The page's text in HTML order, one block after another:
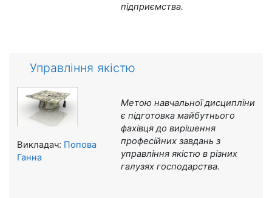
підприємства.
Управління якістю
Метою навчальної дисципліни
є підготовка майбутнього
фахівця до вирішення
професійних завдань з
управління якістю в різних
галузях господарства.
Викладач: Попова
Ганна